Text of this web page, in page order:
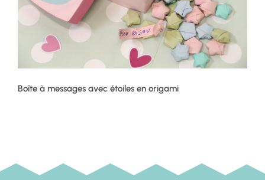
Boîte à messages avec étoiles en origami